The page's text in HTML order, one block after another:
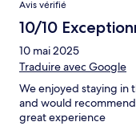
Avis vérifié
10/10
10 mai 2025
Traduire avec Google
We enjoyed staying in
and would
great experience